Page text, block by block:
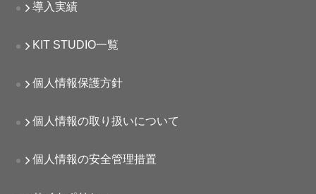
導入実績
KIT STUDIO一覧
個人情報保護方針
個人情報の取り扱いについて
個人情報の安全管理措置